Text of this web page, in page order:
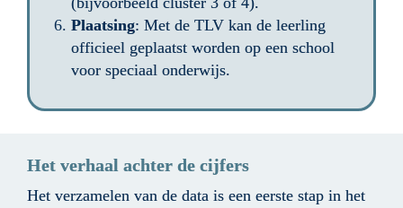
Plaatsing: Met de TLV kan de leerling
officieel geplaatst worden op een school
voor speciaal onderwijs.
Het verhaal achter de cijfers
Het verzamelen van de data is een eerste stap in het